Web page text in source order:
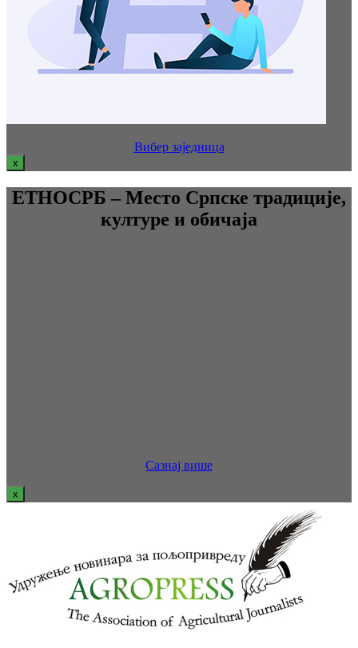
Вибер заједница
x
ЕТНОСРБ – Место Српске традиције,
културе и обичаја
Сазнај више
x